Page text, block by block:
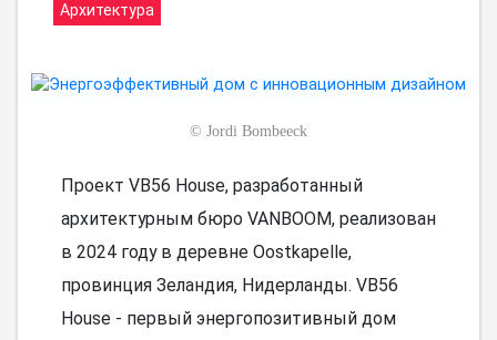
Архитектура
© Jordi Bombeeck
Проект VB56 House, разработанный
архитектурным бюро VANBOOM, реализован
в 2024 году в деревне Oostkapelle,
провинция Зеландия, Нидерланды. VB56
House - первый энергопозитивный дом